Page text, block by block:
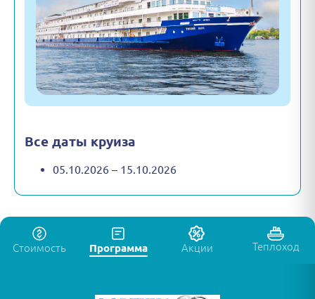
Все даты круиза
05.10.2026 – 15.10.2026
Стоимость Программа Акции Теплоход